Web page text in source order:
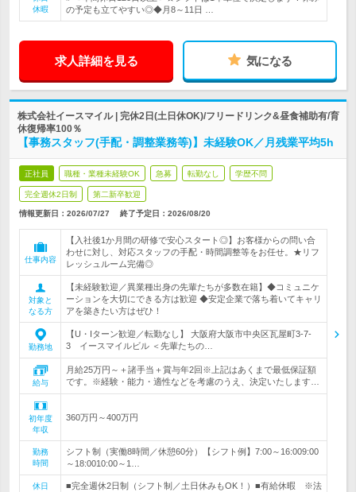
休暇
の予定も立てやすい◎◆月8～11日 …
求人詳細を見る 気になる
株式会社イースマイル | 完休2日(土日休OK)/フリードリンク&昼食補助有/育
休復帰率100％
【事務スタッフ(手配・調整業務等)】未経験OK／月残業平均5h
正社員 職種・業種未経験OK 急募 転勤なし 学歴不問
完全週休2日制 第二新卒歓迎
情報更新日：2026/07/27 終了予定日： 2026/08/20
仕事内容
【入社後1か月間の研修で安心スタート◎】お客様からの問い合
わせに対し、対応スタッフの手配・時間調整等をお任せ。★リフ
レッシュルーム完備◎
対象と
なる方
【未経験歓迎／異業種出身の先輩たちが多数在籍】◆コミュニケ
ーションを大切にできる方は歓迎 ◆安定企業で落ち着いてキャリ
アを築きたい方はぜひ！
勤務地
【U・Iターン歓迎／転勤なし】 大阪府大阪市中央区瓦屋町3-7-
3 イースマイルビル ＜先輩たちの…
給与
月給25万円～＋諸手当＋賞与年2回※上記はあくまで最低保証額
です。※経験・能力・適性などを考慮のうえ、決定いたします…
初年度
年収
360万円～400万円
勤務
時間
シフト制（実働8時間／休憩60分）【シフト例】7:00～16:009:00
～18:0010:00～1…
休日
■完全週休2日制（シフト制／土日休みもOK！）■有給休暇 ※法